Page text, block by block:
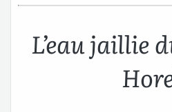
L’eau jaillie